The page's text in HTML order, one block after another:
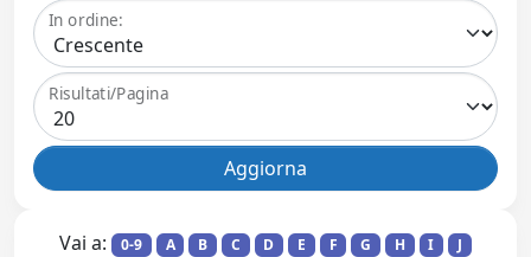
In ordine:
Risultati/Pagina
Vai a: 0-9 A B C D E F G H I
J